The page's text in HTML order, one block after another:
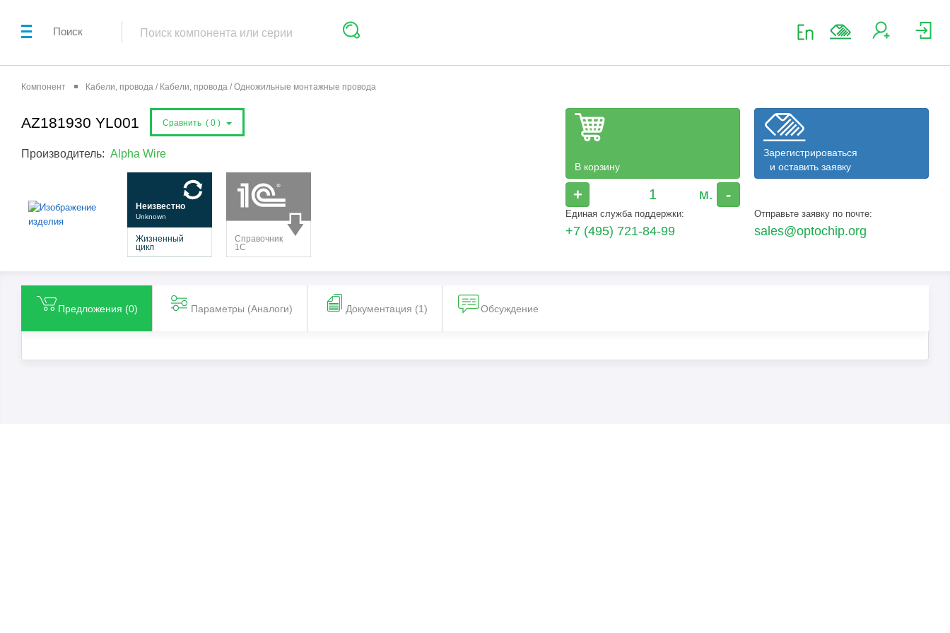
Поиск
Компонент Кабели, провода / Кабели, провода / Одножильные монтажные провода
AZ181930 YL001 Сравнить ( 0 )
Производитель: Alpha Wire
В корзину
+ -
Зарегистрироваться
и оставить заявку
Единая служба поддержки:
+7 (495) 721-84-99
Отправьте заявку по почте:
sales@optochip.org
Предложения (0) Параметры (Aналоги) Документация (1) Обсуждение